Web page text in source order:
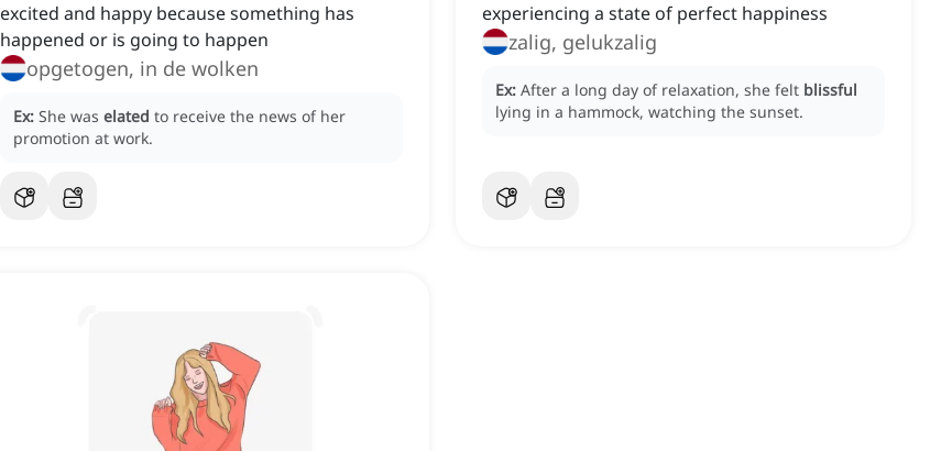
excited and happy because something has
happened or is going to happen
opgetogen, in de wolken
Ex: She was elated to receive the news of her
promotion at work.
experiencing a state of perfect happiness
zalig, gelukzalig
Ex: After a long day of relaxation, she felt blissful
lying in a hammock, watching the sunset.